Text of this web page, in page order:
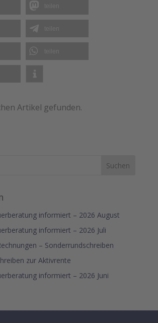
teilen
teilen
teilen
Artikel gefunden.
informiert – 2026 August
informiert – 2026 Juli
– Sonderrundschreiben
zur Aktivrente
informiert – 2026 Juni